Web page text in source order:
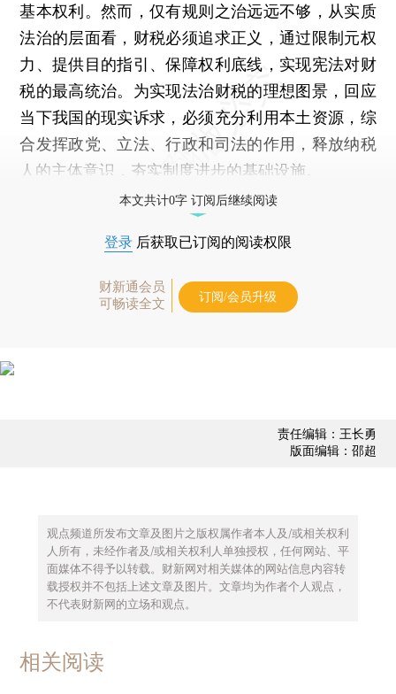
基本权利。然而，仅有规则之治远远不够，从实质
法治的层面看，财税必须追求正义，通过限制元权
力、提供目的指引、保障权利底线，实现宪法对财
税的最高统治。为实现法治财税的理想图景，回应
当下我国的现实诉求，必须充分利用本土资源，综
合发挥政党、立法、行政和司法的作用，释放纳税
人的主体意识，夯实制度进步的基础设施。
本文共计0字 订阅后继续阅读
登录 后获取已订阅的阅读权限
财新通会员
可畅读全文
订阅/会员升级
责任编辑：王长勇
版面编辑：邵超
观点频道所发布文章及图片之版权属作者本人及/或相关权利
人所有，未经作者及/或相关权利人单独授权，任何网站、平
面媒体不得予以转载。财新网对相关媒体的网站信息内容转
载授权并不包括上述文章及图片。文章均为作者个人观点，
不代表财新网的立场和观点。
相关阅读